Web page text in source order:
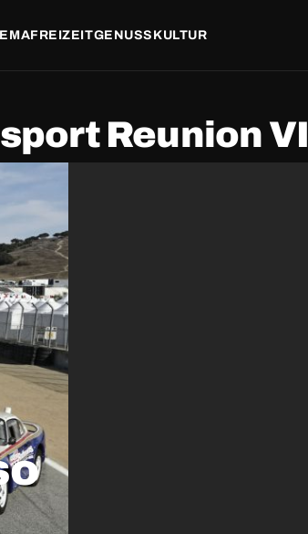
FREIZEITGENUSS KULTUR
Reunion VI